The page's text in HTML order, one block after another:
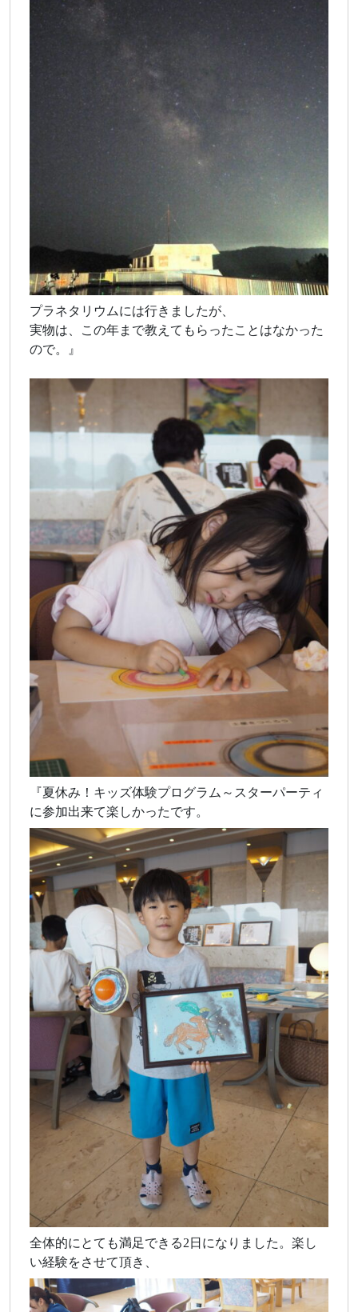
プラネタリウムには行きましたが、
実物は、この年まで教えてもらったことはなかった
ので。』
『夏休み！キッズ体験プログラム～スターパーティ
に参加出来て楽しかったです。
全体的にとても満足できる2日になりました。楽し
い経験をさせて頂き、